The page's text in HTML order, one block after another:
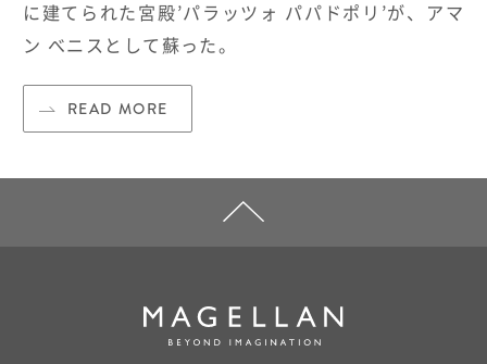
に建てられた宮殿’パラッツォ パパドポリ’が、アマ
ン べニスとして蘇った。
READ MORE